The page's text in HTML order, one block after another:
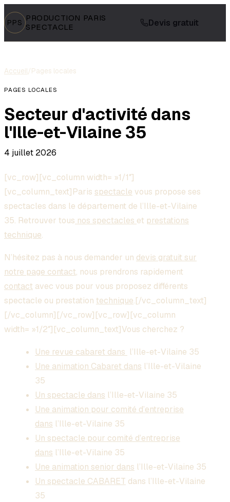
PPS PRODUCTION PARIS
SPECTACLE
Devis gratuit
Accueil/Pages locales
PAGES LOCALES
Secteur d'activité dans
l'Ille-et-Vilaine 35
4 juillet 2026
[vc_row][vc_column width= »1/1″]
[vc_column_text]Paris spectacle vous propose ses
spectacles dans le département de l’Ille-et-Vilaine
35. Retrouver tous nos spectacles et prestations
technique.
N’hésitez pas à nous demander un devis gratuit sur
notre page contact, nous prendrons rapidement
contact avec vous pour vous proposez différents
spectacle ou prestation technique.[/vc_column_text]
[/vc_column][/vc_row][vc_row][vc_column
width= »1/2″][vc_column_text]Vous cherchez ?
Une revue cabaret dans l’Ille-et-Vilaine 35
Une animation Cabaret dans l’Ille-et-Vilaine
35
Un spectacle dans l’Ille-et-Vilaine 35
Une animation pour comité d’entreprise
dans l’Ille-et-Vilaine 35
Un spectacle pour comité d’entreprise
dans l’Ille-et-Vilaine 35
Une animation senior dans l’Ille-et-Vilaine 35
Un spectacle CABARET dans l’Ille-et-Vilaine
35